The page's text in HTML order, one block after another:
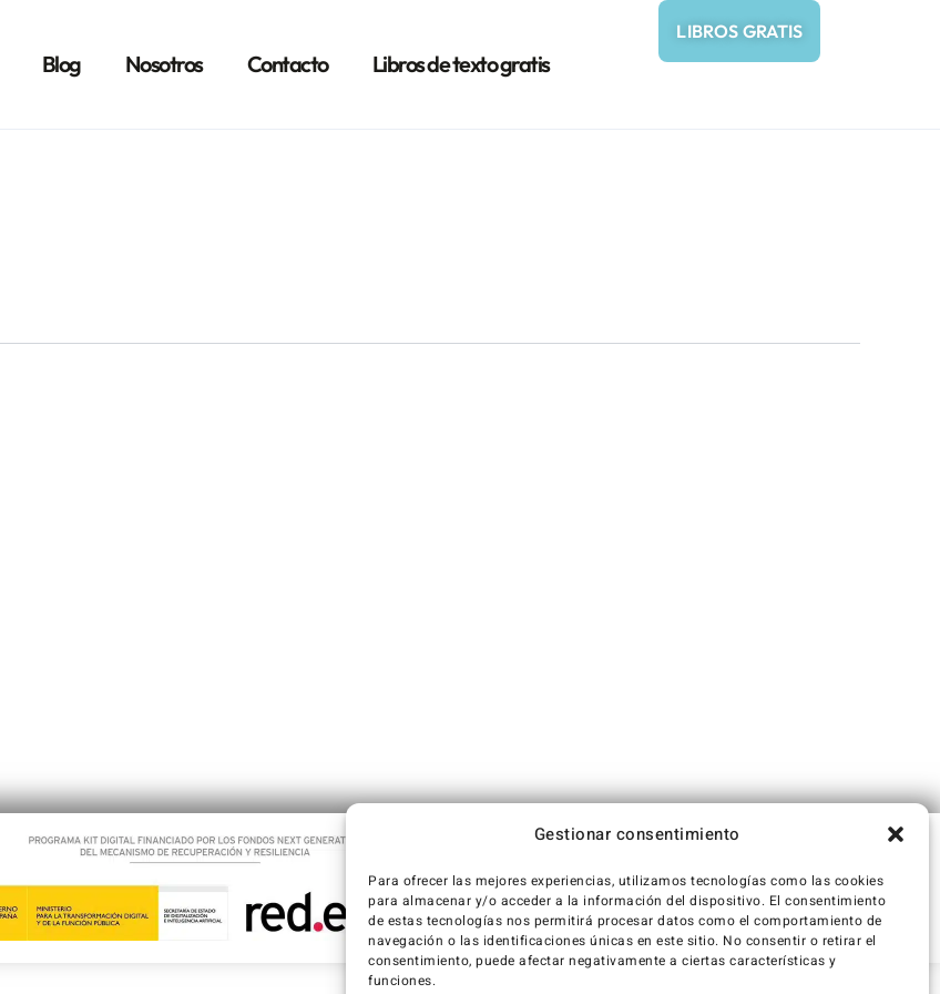
Gestionar consentimiento
Para ofrecer las mejores experiencias, utilizamos tecnologías como las cookies
para almacenar y/o acceder a la información del dispositivo. El consentimiento
de estas tecnologías nos permitirá procesar datos como el comportamiento de
navegación o las identificaciones únicas en este sitio. No consentir o retirar el
consentimiento, puede afectar negativamente a ciertas características y
funciones.
Blog Nosotros Contacto Libros de texto gratis
LIBROS GRATIS